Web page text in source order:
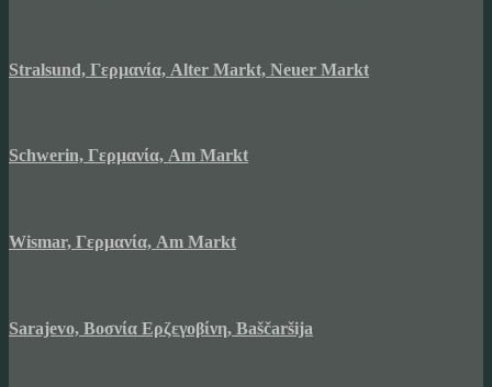
Stralsund, Γερμανία, Alter Markt, Neuer Markt
Schwerin, Γερμανία, Am Markt
Wismar, Γερμανία, Am Markt
Sarajevo, Βοσνία Ερζεγοβίνη, Baščaršija